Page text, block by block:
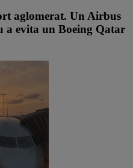
aglomerat. Un Airbus
a evita un Boeing Qatar